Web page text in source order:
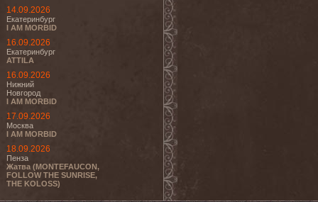
14.09.2026
Екатеринбург
I AM MORBID
16.09.2026
Екатеринбург
ATTILA
16.09.2026
Нижний
Новгород
I AM MORBID
17.09.2026
Москва
I AM MORBID
18.09.2026
Пенза
Жатва (MONTEFAUCON,
FOLLOW THE SUNRISE,
THE KOLOSS)